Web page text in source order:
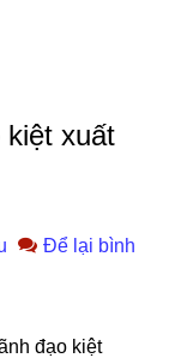
kiệt xuất
Để lại bình
đạo kiệt